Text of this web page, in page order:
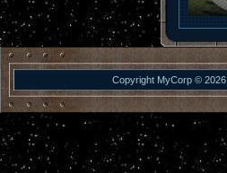
Copyright MyCorp © 2026